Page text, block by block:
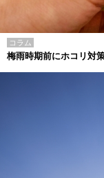
コラム
梅雨時期前にホコリ対